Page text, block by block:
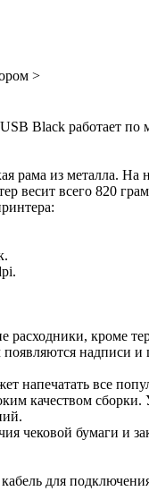
>
Black работает
рама из металла.
весит всего 820
кроме
появляются надписи
напечатать все
качеством
чековой бумаги и
для